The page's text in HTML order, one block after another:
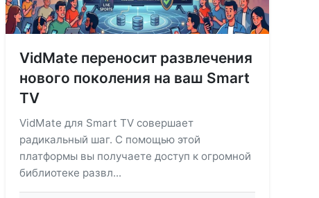
VidMate переносит развлечения
нового поколения на ваш Smart
TV
VidMate для Smart TV совершает
радикальный шаг. С помощью этой
платформы вы получаете доступ к огромной
библиотеке развл...